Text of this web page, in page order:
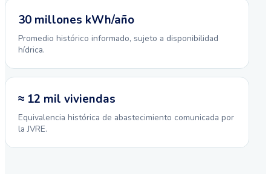
30 millones kWh/año
Promedio histórico informado, sujeto a disponibilidad
hídrica.
≈ 12 mil viviendas
Equivalencia histórica de abastecimiento comunicada por
la JVRE.